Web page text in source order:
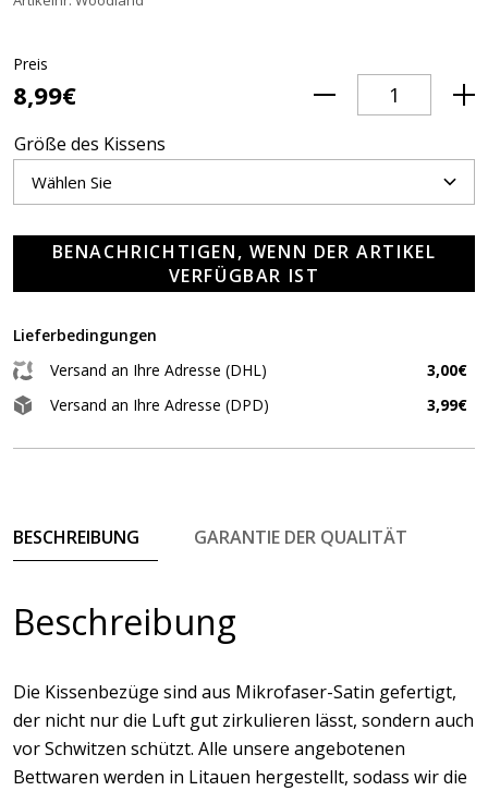
Preis
8,99€
Größe des Kissens
BENACHRICHTIGEN, WENN DER ARTIKEL
VERFÜGBAR IST
Lieferbedingungen
Versand an Ihre Adresse (DHL)
3,00€
Versand an Ihre Adresse (DPD)
3,99€
BESCHREIBUNG GARANTIE DER QUALITÄT
Beschreibung
Die Kissenbezüge sind aus Mikrofaser-Satin gefertigt,
der nicht nur die Luft gut zirkulieren lässt, sondern auch
vor Schwitzen schützt. Alle unsere angebotenen
Bettwaren werden in Litauen hergestellt, sodass wir die